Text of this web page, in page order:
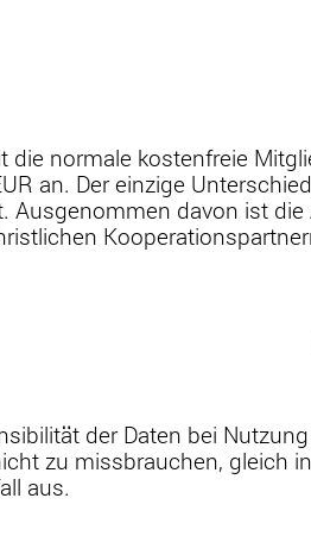
die normale kostenfreie
an. Der einzige
Ausgenommen davon ist
der Daten bei
zu missbrauchen, gleich
aus.